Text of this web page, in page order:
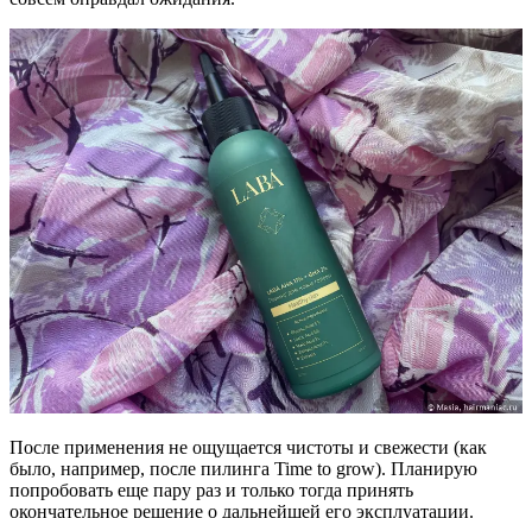
После применения не ощущается чистоты и свежести (как
было, например, после пилинга Time to grow). Планирую
попробовать еще пару раз и только тогда принять
окончательное решение о дальнейшей его эксплуатации.